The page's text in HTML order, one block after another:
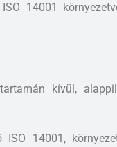
14001
kívül,
14001,